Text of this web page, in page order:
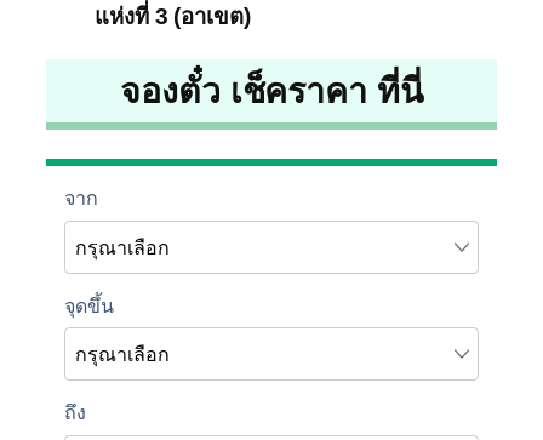
แห่งที่ 3 (อาเขต)
จองตั๋ว เช็คราคา ที่นี่